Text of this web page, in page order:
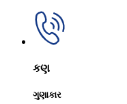
કણ
ગુણાકાર